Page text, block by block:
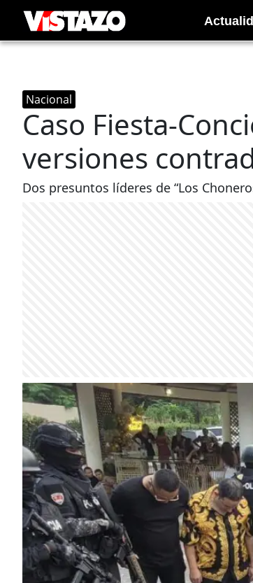
Nacional
Caso Fiesta-
versiones
Dos presuntos líderes de “Los